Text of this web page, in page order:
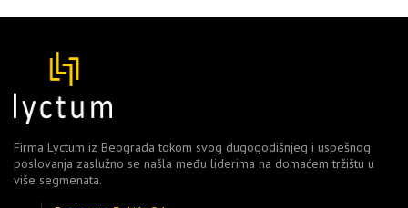
Firma Lyctum iz Beograda tokom svog dugogodišnjeg i uspešnog
poslovanja zaslužno se našla među liderima na domaćem tržištu u
više segmenata.